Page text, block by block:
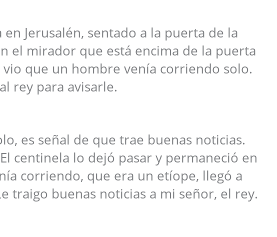
Jerusalén, sentado a la puerta de la
el mirador que está encima de la puerta
que un hombre venía corriendo solo.
rey para avisarle.
es señal de que trae buenas noticias.
centinela lo dejó pasar y permaneció en
corriendo, que era un etíope, llegó a
traigo buenas noticias a mi señor, el rey.